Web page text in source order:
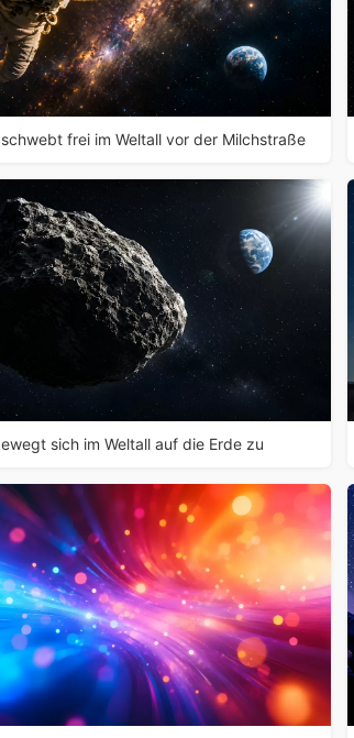
frei im Weltall vor der Milchstraße
sich im Weltall auf die Erde zu